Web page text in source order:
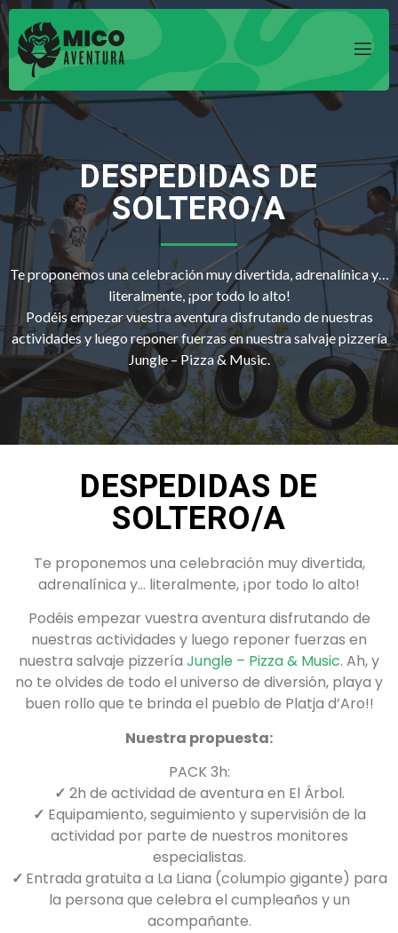
DESPEDIDAS DE
SOLTERO/A
Te proponemos una celebración muy divertida, adrenalínica y…
literalmente, ¡por todo lo alto!
Podéis empezar vuestra aventura disfrutando de nuestras
actividades y luego reponer fuerzas en nuestra salvaje pizzería
Jungle – Pizza & Music.
DESPEDIDAS DE
SOLTERO/A
Te proponemos una celebración muy divertida,
adrenalínica y… literalmente, ¡por todo lo alto!
Podéis empezar vuestra aventura disfrutando de
nuestras actividades y luego reponer fuerzas en
nuestra salvaje pizzería Jungle – Pizza & Music. Ah, y
no te olvides de todo el universo de diversión, playa y
buen rollo que te brinda el pueblo de Platja d’Aro!!
Nuestra propuesta:
PACK 3h:
✓ 2h de actividad de aventura en El Árbol.
✓ Equipamiento, seguimiento y supervisión de la
actividad por parte de nuestros monitores
especialistas.
✓ Entrada gratuita a La Liana (columpio gigante) para
la persona que celebra el cumpleaños y un
acompañante.